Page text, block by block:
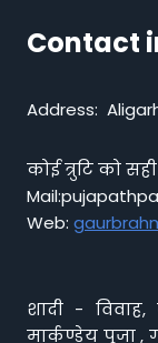
Contact
Address:
कोई त्रुटि को
Web:
शादी -
मार्कण्डेय पूजा ,